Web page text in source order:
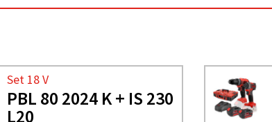
Set 18 V
PBL 80 2024 K + IS 230
L20